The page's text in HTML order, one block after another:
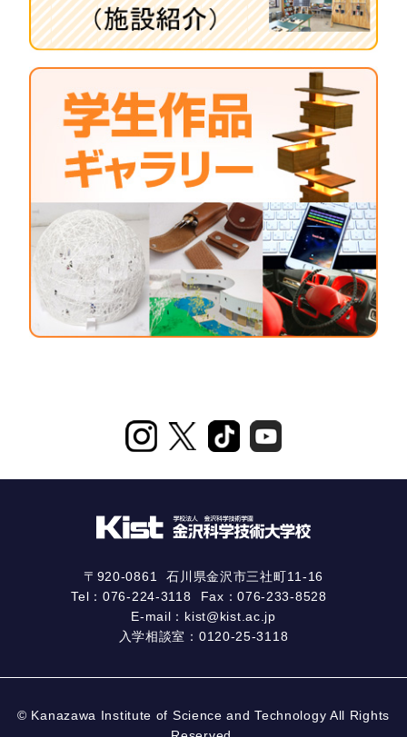
〒920-0861
石川県金沢市三社町11-16
Tel：076-224-3118
Fax：076-233-8528
E-mail： kist@kist.ac.jp
入学相談室： 0120-25-3118
© Kanazawa Institute of Science and Technology All Rights